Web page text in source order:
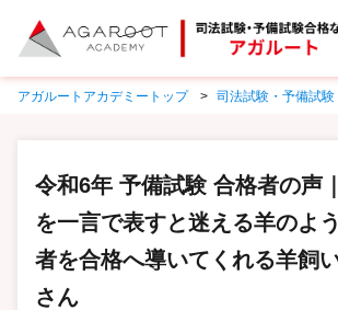
アガルートアカデミートップ 司法試験・予備試
令和6年 予備試験 合格者の声
を一言で表すと迷える羊のよ
者を合格へ導いてくれる羊飼
さん